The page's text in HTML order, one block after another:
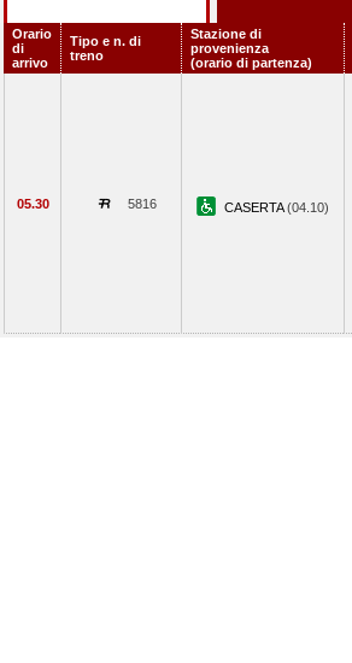
Orario
di
arrivo
Tipo e n. di
treno
Stazione di
provenienza
(orario di partenza)
05.30 5816 CASERTA(04.10)